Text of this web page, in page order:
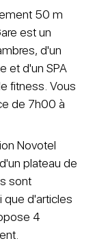
50 m
est un
d'un
et d'un SPA
fitness. Vous
de 7h00 à
Novotel
plateau de
sont
que d'articles
4